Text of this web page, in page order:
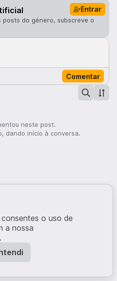
Entrar
posts do género, subscreve o
Comentar
neste post.
dando início à conversa.
o uso de
a nossa
.